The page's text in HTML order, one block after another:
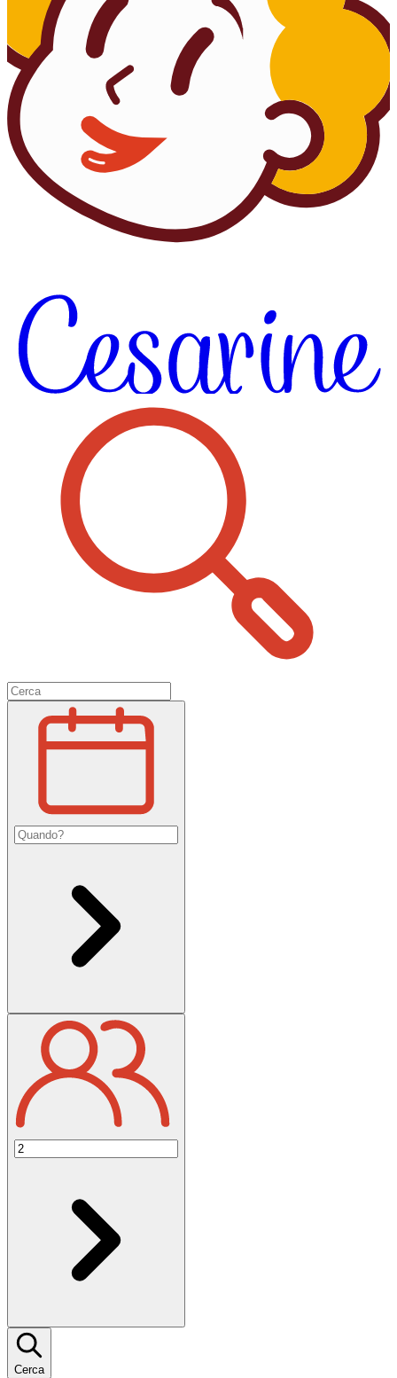
Cerca